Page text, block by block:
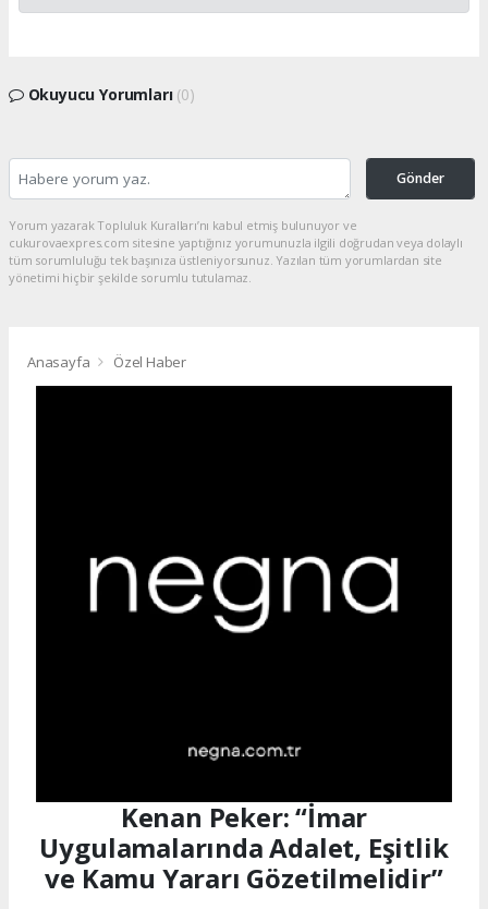
Okuyucu Yorumları (0)
Gönder
Yorum yazarak Topluluk Kuralları’nı kabul etmiş bulunuyor ve
cukurovaexpres.com sitesine yaptığınız yorumunuzla ilgili doğrudan veya dolaylı
tüm sorumluluğu tek başınıza üstleniyorsunuz. Yazılan tüm yorumlardan site
yönetimi hiçbir şekilde sorumlu tutulamaz.
Anasayfa Özel Haber
Kenan Peker: “İmar
Uygulamalarında Adalet, Eşitlik
ve Kamu Yararı Gözetilmelidir”